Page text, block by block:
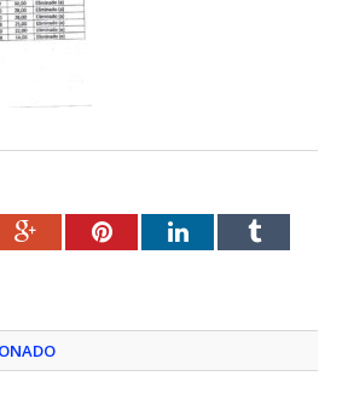
Google+PinterestLinkedInTumblr